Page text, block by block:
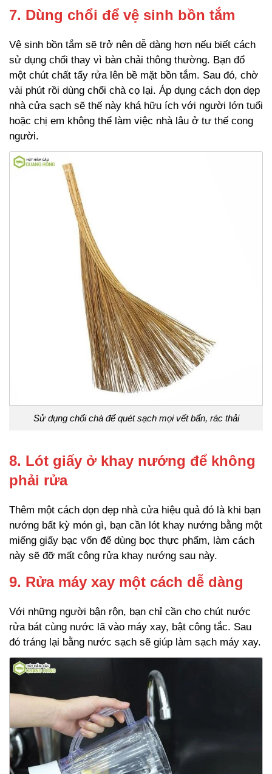
7. Dùng chổi để vệ sinh bồn tắm
Vệ sinh bồn tắm sẽ trở nên dễ dàng hơn nếu biết cách
sử dụng chổi thay vì bàn chải thông thường. Bạn đổ
một chút chất tẩy rửa lên bề mặt bồn tắm. Sau đó, chờ
vài phút rồi dùng chổi chà cọ lại. Áp dụng cách dọn dẹp
nhà cửa sạch sẽ thế này khá hữu ích với người lớn tuổi
hoặc chị em không thể làm việc nhà lâu ở tư thế cong
người.
Sử dụng chổi chà để quét sạch mọi vết bẩn, rác thải
8. Lót giấy ở khay nướng để không
phải rửa
Thêm một cách dọn dẹp nhà cửa hiệu quả đó là khi bạn
nướng bất kỳ món gì, bạn cần lót khay nướng bằng một
miếng giấy bạc vốn để dùng bọc thực phẩm, làm cách
này sẽ đỡ mất công rửa khay nướng sau này.
9. Rửa máy xay một cách dễ dàng
Với những người bận rộn, bạn chỉ cần cho chút nước
rửa bát cùng nước lã vào máy xay, bật công tắc. Sau
đó tráng lại bằng nước sạch sẽ giúp làm sạch máy xay.